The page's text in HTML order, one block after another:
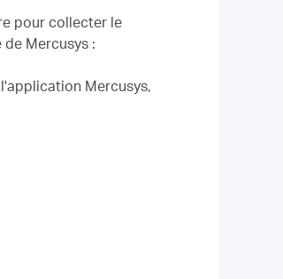
pour collecter le
Mercusys :
Mercusys,